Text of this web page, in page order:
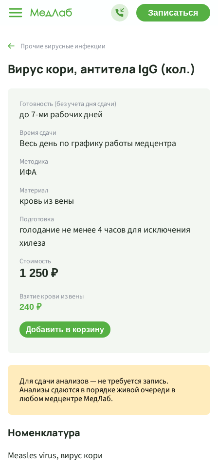
Записаться
Прочие вирусные инфекции
Вирус кори, антитела IgG (кол.)
Для сдачи анализов — не требуется запись.
Анализы сдаются в порядке живой очереди в
любом медцентре МедЛаб.
Номенклатура
Measles virus, вирус кори
Готовность (без учета дня сдачи)
до 7-ми рабочих дней
Время сдачи
Весь день по графику работы медцентра
Методика
ИФА
Материал
кровь из вены
Подготовка
голодание не менее 4 часов для исключения
хилеза
Стоимость
1 250 ₽
Взятие крови из вены
240 ₽
Добавить в корзину